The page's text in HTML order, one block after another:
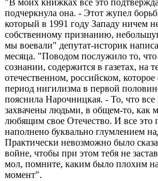
"В моих книжках все это
подчеркнула она. - Этот жупел
который в 1991 году Западу ничем
собственному признанию,
мы воевали" депутат-историк
месяца. "Поводом послужило то,
сознании, содержится в газетах, на
отечественном, российском,
период нигилизма в первой
пояснила Нарочницкая. - То, что
захвачены людьми, в общем-то, как
любящим свое Отечество. И все это
наполнено буквально глумлением
Практически невозможно было
войне, чтобы при этом тебя не
мол, помните, каким было плохим
момент".